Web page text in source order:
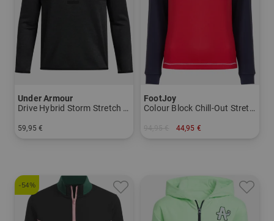
Under Armour
Drive Hybrid Storm Stretch Midlayer
59,95 €
FootJoy
Colour Block Chill-Out Stretch Midlayer
44,95 €
-54%